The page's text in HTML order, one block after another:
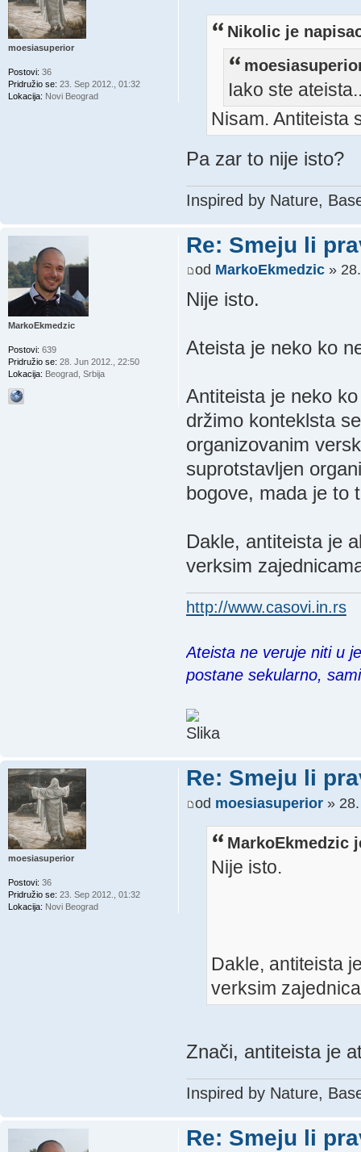
Nikolic je
Iako ste
Nisam. Antiteista
Pa zar to nije isto?
Inspired by Nature,
moesiasuperior
Postovi: 36
Pridružio se: 23. Sep 2012., 01:32
Lokacija: Novi Beograd
Re: Smeju li
od MarkoEkmedzic»
Nije isto.
Ateista je neko ko
Antiteista je neko
držimo konteklsta
organizovanim
suprotstavljen
bogove, mada je to
Dakle, antiteista je
verksim
http://www.casovi.in.rs
Ateista ne veruje niti u
postane sekularno,
MarkoEkmedzic
Postovi: 639
Pridružio se: 28. Jun 2012., 22:50
Lokacija: Beograd, Srbija
Re: Smeju li
od moesiasuperior» 28.
MarkoEkmedzic
Nije isto.
Dakle, antiteista
verksim
Znači, antiteista je
Inspired by Nature,
moesiasuperior
Postovi: 36
Pridružio se: 23. Sep 2012., 01:32
Lokacija: Novi Beograd
Re: Smeju li